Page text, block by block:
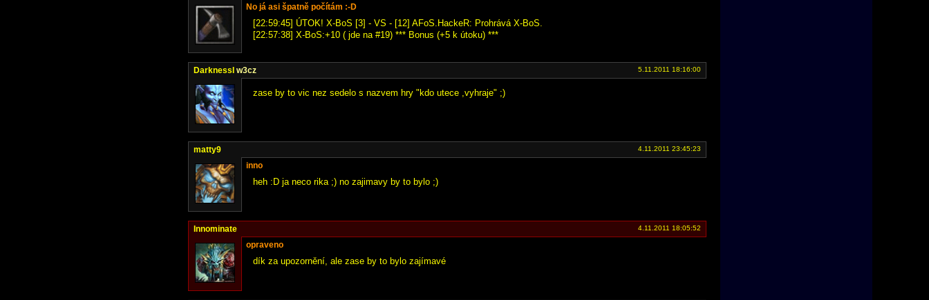
No já asi špatně počítám :-D
[22:59:45] ÚTOK! X-BoS [3] - VS - [12] AFoS.HackeR: Prohrává X-BoS.
[22:57:38] X-BoS:+10 ( jde na #19) *** Bonus (+5 k útoku) ***
DarknessI w3cz 5.11.2011 18:16:00
zase by to vic nez sedelo s nazvem hry "kdo utece ,vyhraje" ;)
matty9 4.11.2011 23:45:23
inno
heh :D ja neco rika ;) no zajimavy by to bylo ;)
Innominate 4.11.2011 18:05:52
opraveno
dík za upozornění, ale zase by to bylo zajímavé